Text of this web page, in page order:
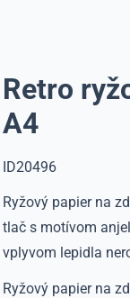
Retro
A4
ID20496
Ryžový papier na
tlač s motívom
vplyvom lepidla
Ryžový papier na